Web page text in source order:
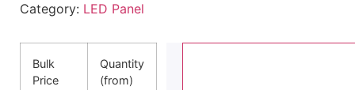
Category: LED Panel
Bulk
Price
Quantity
(from)